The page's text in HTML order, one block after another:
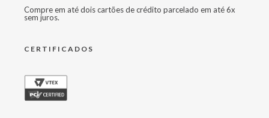
Compre em até dois cartões de crédito parcelado em até 6x
sem juros.
CERTIFICADOS